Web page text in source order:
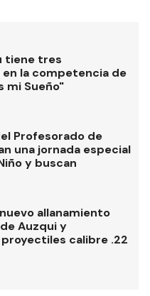
tiene tres
la competencia de
mi Sueño"
Profesorado de
una jornada especial
y buscan
allanamiento
Auzqui y
calibre .22